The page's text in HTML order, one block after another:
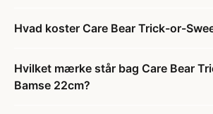
Hvad koster Care Bear Trick-or-
Hvilket mærke står bag Care Bear
Bamse 22cm?